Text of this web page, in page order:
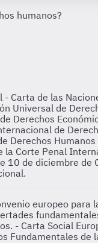
- Carta de las
Universal de
Derechos
de
Derechos Humanos
la Corte Penal
10 de diciembre de
europeo para
- Carta Social
Fundamentales de